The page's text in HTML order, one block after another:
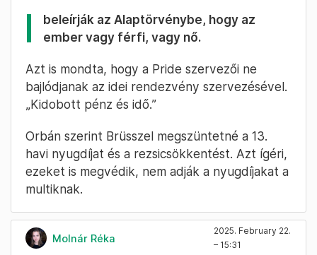
nem elég.” Az igazság Orbán szerint kevés,
erőt is kell mutatni.
A miniszterelnök öt nagy csatát vív a brüsszeli
bürokratákkal. Ilyen például a migráció és a
gyerekvédelem. „Nem mondhatunk le a
gyermekeink védelméről sem” – mondta
Orbán, aki ellentámadásra készül.
Bejelentette, hogy
beleírják az Alaptörvénybe, hogy az
ember vagy férfi, vagy nő.
Azt is mondta, hogy a Pride szervezői ne